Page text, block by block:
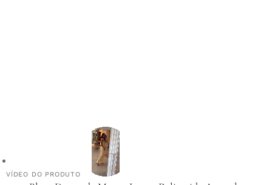
VÍDEO DO PRODUTO